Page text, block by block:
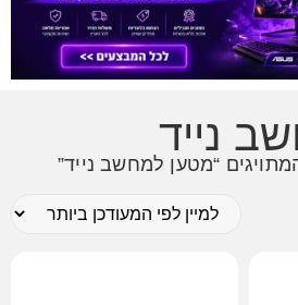
נייד
“מטען למחשב נייד”